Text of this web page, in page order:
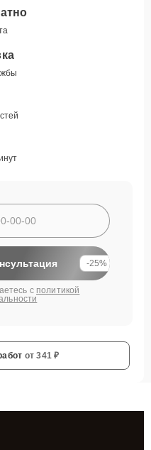
-25%
с политикой
от 341 ₽